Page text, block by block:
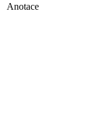
Anotace